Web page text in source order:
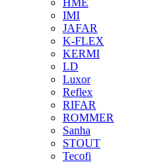
IMI
JAFAR
K-FLEX
KERMI
LD
Luxor
Reflex
RIFAR
ROMMER
Sanha
STOUT
Tecofi